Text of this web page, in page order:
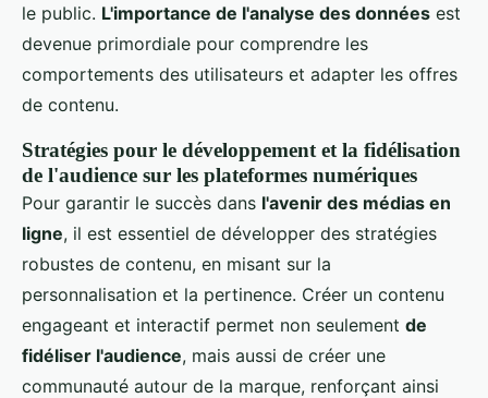
le public. L'importance de l'analyse des données est
devenue primordiale pour comprendre les
comportements des utilisateurs et adapter les offres
de contenu.
Stratégies pour le développement et la fidélisation
de l'audience sur les plateformes numériques
Pour garantir le succès dans l'avenir des médias en
ligne, il est essentiel de développer des stratégies
robustes de contenu, en misant sur la
personnalisation et la pertinence. Créer un contenu
engageant et interactif permet non seulement de
fidéliser l'audience, mais aussi de créer une
communauté autour de la marque, renforçant ainsi